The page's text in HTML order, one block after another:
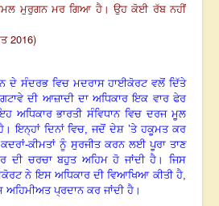
no members online
ਇਸ ਹਫਤੇ
ਮੁਰੁਗਨ ਮਰ ਗਿਆ ਹੈ। ਉਹ ਕੋਈ ਰੱਬ ਨਹੀਂ
2016)
ਦੇ ਸੰਦਰਭ ਵਿਚ ਮਦਰਾਸ ਹਾਈਕੋਰਟ ਵਲੋਂ ਦਿੱਤੇ
ਦੀ ਆਜ਼ਾਦੀ ਦਾ ਅਧਿਕਾਰ ਇਕ ਵਾਰ ਫੇਰ
ਭਾਰਤੀ ਸੰਵਿਧਾਨ ਵਿਚ ਦਰਜ ਮੂਲ
ਇਨ੍ਹਾਂ ਦਿਨਾਂ ਵਿਚ,ਜਦੋਂ ਦੇਸ਼ ’ਤੇ ਹਕੂਮਤ ਕਰ
ਕਦਰਾਂ-ਕੀਮਤਾਂ ਨੂੰ ਸੁਰਜੀਤ ਕਰਨ ਲਈ ਪੂਰਾ ਤਾਣ
ਦੀ ਚਰਚਾ ਬਹੁਤ ਅਹਿਮ ਹੋ ਜਾਂਦੀ ਹੈ। ਜਿਸ
ਨੇ ਇਸ ਅਧਿਕਾਰ ਦੀ ਵਿਆਖਿਆ ਕੀਤੀ ਹੈ,
ਪ੍ਰਦਾਨ ਕਰ ਜਾਂਦੀ ਹੈ।